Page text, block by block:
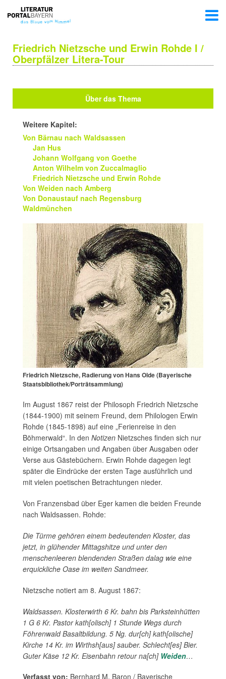
Friedrich Nietzsche und Erwin Rohde I /
Oberpfälzer Litera-Tour
Über das Thema
Weitere Kapitel:
Von Bärnau nach Waldsassen
Jan Hus
Johann Wolfgang von Goethe
Anton Wilhelm von Zuccalmaglio
Friedrich Nietzsche und Erwin Rohde
Von Weiden nach Amberg
Von Donaustauf nach Regensburg
Waldmünchen
Friedrich Nietzsche, Radierung von Hans Olde (Bayerische
Staatsbibliothek/Porträtsammlung)
Im August 1867 reist der Philosoph Friedrich Nietzsche
(1844-1900) mit seinem Freund, dem Philologen Erwin
Rohde (1845-1898) auf eine „Ferienreise in den
Böhmerwald“. In den Notizen Nietzsches finden sich nur
einige Ortsangaben und Angaben über Ausgaben oder
Verse aus Gästebüchern. Erwin Rohde dagegen legt
später die Eindrücke der ersten Tage ausführlich und
mit vielen poetischen Betrachtungen nieder.
Von Franzensbad über Eger kamen die beiden Freunde
nach Waldsassen. Rohde:
Die Türme gehören einem bedeutenden Kloster, das
jetzt, in glühender Mittagshitze und unter den
menschenleeren blendenden Straßen dalag wie eine
erquickliche Oase im weiten Sandmeer.
Nietzsche notiert am 8. August 1867:
Waldsassen. Klosterwirth 6 Kr. bahn bis Parksteinhütten
1 G 6 Kr. Pastor kath[olisch] 1 Stunde Wegs durch
Föhrenwald Basaltbildung. 5 Ng. dur[ch] kath[olische]
Kirche 14 Kr. im Wirthsh[aus] sauber. Schlecht[es] Bier.
Guter Käse 12 Kr. Eisenbahn retour na[ch] Weiden…
Verfasst von: Bernhard M. Baron / Bayerische